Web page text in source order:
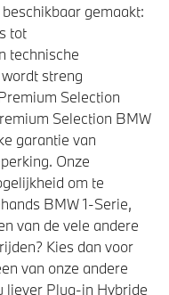
gemaakt:
tot
technische
streng
Selection
Selection BMW
garantie van
Onze
om te
BMW 1-Serie,
van de vele andere
Kies dan voor
van onze andere
liever Plug-in Hybride